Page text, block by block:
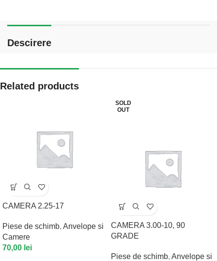
Descirere
Related products
CAMERA 2.25-17
Piese de schimb, Anvelope si
Camere
70,00 lei
SOLD
OUT
CAMERA 3.00-10, 90
GRADE
Piese de schimb, Anvelope si